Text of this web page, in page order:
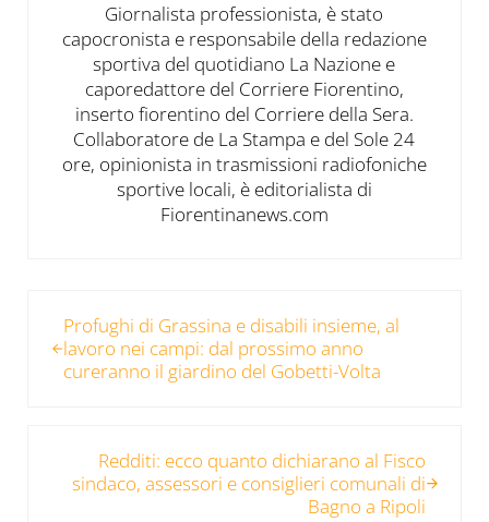
Giornalista professionista, è stato
capocronista e responsabile della redazione
sportiva del quotidiano La Nazione e
caporedattore del Corriere Fiorentino,
inserto fiorentino del Corriere della Sera.
Collaboratore de La Stampa e del Sole 24
ore, opinionista in trasmissioni radiofoniche
sportive locali, è editorialista di
Fiorentinanews.com
Profughi di Grassina e disabili insieme, al
lavoro nei campi: dal prossimo anno
cureranno il giardino del Gobetti-Volta
Redditi: ecco quanto dichiarano al Fisco
sindaco, assessori e consiglieri comunali di
Bagno a Ripoli